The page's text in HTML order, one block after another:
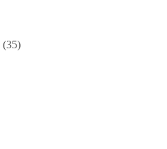
(35)